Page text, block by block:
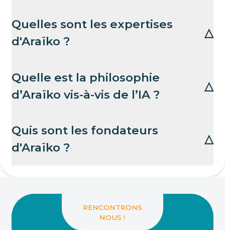
Quelles sont les expertises
d'Araïko ?
△
Quelle est la philosophie
d’Araïko vis-à-vis de l’IA ?
△
Quis sont les fondateurs
d'Araïko ?
△
RENCONTRONS
NOUS !